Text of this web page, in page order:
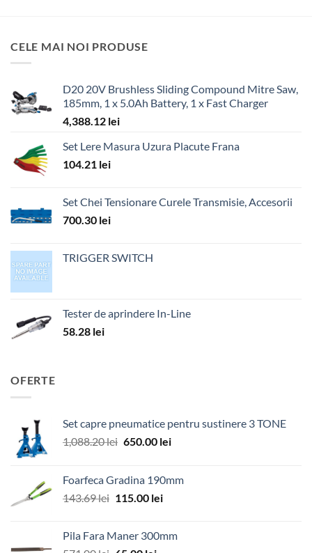
CELE MAI NOI PRODUSE
D20 20V Brushless Sliding Compound Mitre Saw,
185mm, 1 x 5.0Ah Battery, 1 x Fast Charger
4,388.12 lei
Set Lere Masura Uzura Placute Frana
104.21 lei
Set Chei Tensionare Curele Transmisie, Accesorii
700.30 lei
TRIGGER SWITCH
Tester de aprindere In-Line
58.28 lei
OFERTE
Set capre pneumatice pentru sustinere 3 TONE
1,088.20lei Prețul
fost:
1,088.20 lei.
650.00 leiPrețul
650.00 lei.
Foarfeca Gradina 190mm
143.69lei Prețul
fost:
115.00 leiPrețul
115.00 lei.
Pila Fara Maner 300mm